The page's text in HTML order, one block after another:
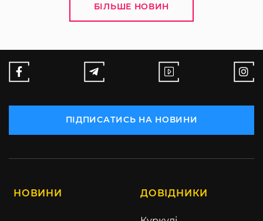
БІЛЬШЕ НОВИН
ПІДПИСАТИСЬ НА НОВИНИ
НОВИНИ ДОВІДНИКИ